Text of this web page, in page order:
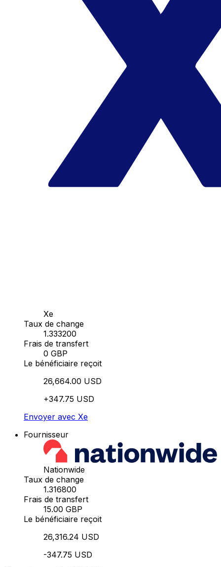
Xe
Taux de change
1.333200
Frais de transfert
0 GBP
Le bénéficiaire reçoit
26,664.00 USD
+347.75 USD
Envoyer avec Xe
Fournisseur
Nationwide
Taux de change
1.316800
Frais de transfert
15.00 GBP
Le bénéficiaire reçoit
26,316.24 USD
-347.75 USD